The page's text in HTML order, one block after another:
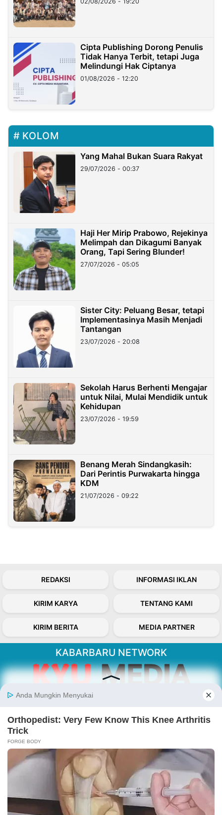
Cipta Publishing Dorong Penulis
Tidak Hanya Terbit, tetapi Juga
Melindungi Hak Ciptanya
01/08/2026 - 12:20
KOLOM
Yang Mahal Bukan Suara Rakyat
29/07/2026 - 00:37
Haji Her Mirip Prabowo, Rejekinya
Melimpah dan Dikagumi Banyak
Orang, Tapi Sering Blunder!
27/07/2026 - 05:05
Sister City: Peluang Besar, tetapi
Implementasinya Masih Menjadi
Tantangan
23/07/2026 - 20:08
Sekolah Harus Berhenti Mengajar
untuk Nilai, Mulai Mendidik untuk
Kehidupan
23/07/2026 - 19:59
Benang Merah Sindangkasih:
Dari Perintis Purwakarta hingga
KDM
21/07/2026 - 09:22
REDAKSI INFORMASI IKLAN
KIRIM KARYA TENTANG KAMI
KIRIM BERITA MEDIA PARTNER
KABARBARU NETWORK
Follow Kabarbaru